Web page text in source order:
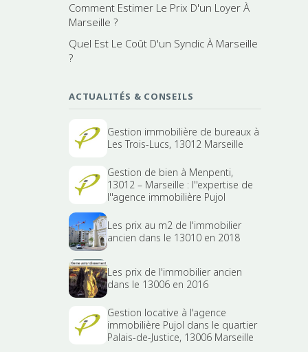
Comment Estimer Le Prix D'un Loyer À
Marseille ?
Quel Est Le Coût D'un Syndic À Marseille
?
ACTUALITÉS & CONSEILS
Gestion immobilière de bureaux à
Les Trois-Lucs, 13012 Marseille
Gestion de bien à Menpenti,
13012 – Marseille : l''expertise de
l''agence immobilière Pujol
Les prix au m2 de l'immobilier
ancien dans le 13010 en 2018
Les prix de l'immobilier ancien
dans le 13006 en 2016
Gestion locative à l'agence
immobilière Pujol dans le quartier
Palais-de-Justice, 13006 Marseille